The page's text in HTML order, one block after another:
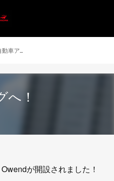
トヨタ自動車アンテロープス公式 ニュース
へ！
が開設されました！